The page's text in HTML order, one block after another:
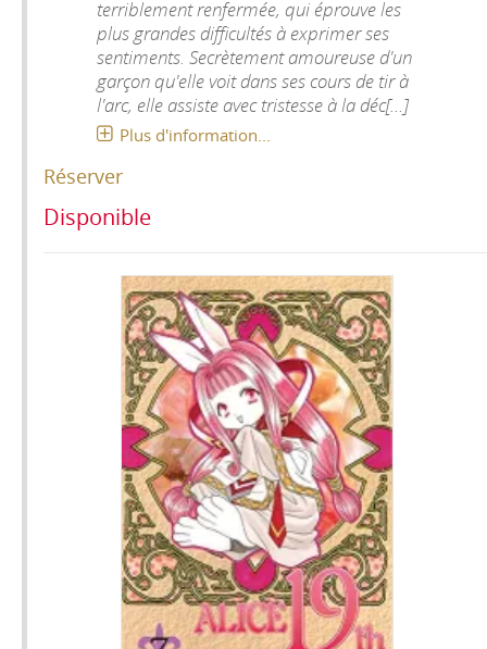
terriblement renfermée, qui éprouve les
plus grandes difficultés à exprimer ses
sentiments. Secrètement amoureuse d'un
garçon qu'elle voit dans ses cours de tir à
l'arc, elle assiste avec tristesse à la déc[...]
Plus d'information...
Réserver
Disponible